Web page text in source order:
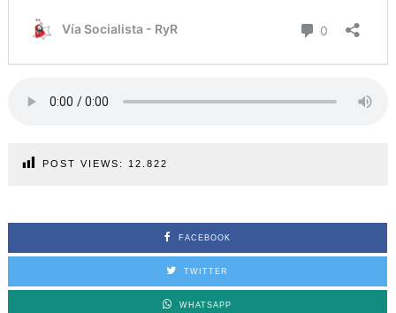
POST VIEWS: 12.822
FACEBOOK
TWITTER
WHATSAPP